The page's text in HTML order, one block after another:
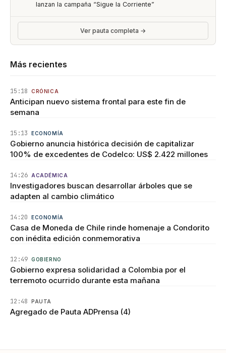
lanzan la campaña “Sigue la Corriente”
Ver pauta completa →
Más recientes
15:18 CRÓNICA
Anticipan nuevo sistema frontal para este fin de
semana
15:13 ECONOMÍA
Gobierno anuncia histórica decisión de capitalizar
100% de excedentes de Codelco: US$ 2.422 millones
14:26 ACADÉMICA
Investigadores buscan desarrollar árboles que se
adapten al cambio climático
14:20 ECONOMÍA
Casa de Moneda de Chile rinde homenaje a Condorito
con inédita edición conmemorativa
12:49 GOBIERNO
Gobierno expresa solidaridad a Colombia por el
terremoto ocurrido durante esta mañana
12:48 PAUTA
Agregado de Pauta ADPrensa (4)